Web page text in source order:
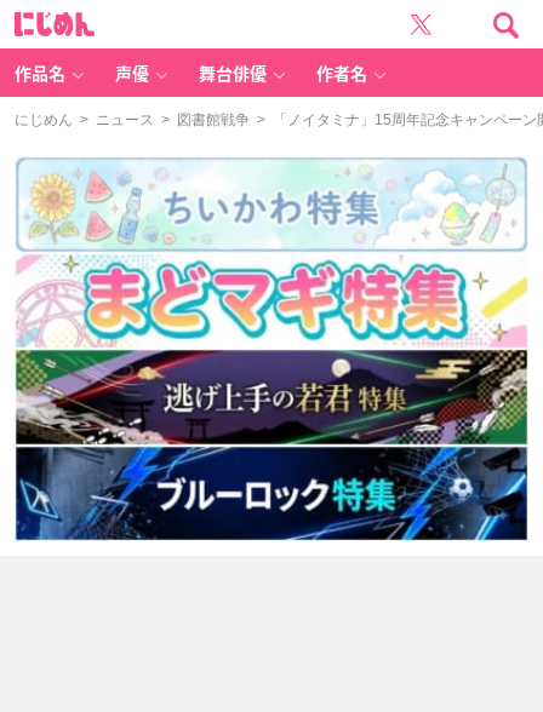
作品名 声優 舞台俳優 作者名
にじめん > ニュース > 図書館戦争 > 「ノイタミナ」15周年記念キャンペー